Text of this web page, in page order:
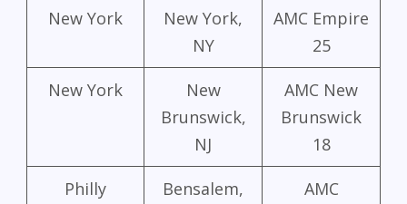
New York
New York,
NY
AMC Empire
25
New York
New
Brunswick,
NJ
AMC New
Brunswick
18
Philly
Bensalem,
AMC